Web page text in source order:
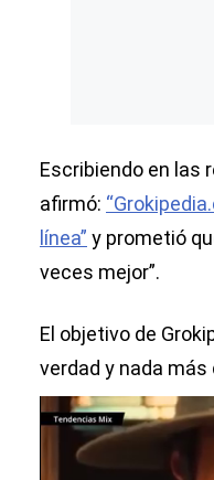
Escribiendo en las
afirmó:
línea” y prometió
veces mejor”.
El objetivo de
verdad y nada más